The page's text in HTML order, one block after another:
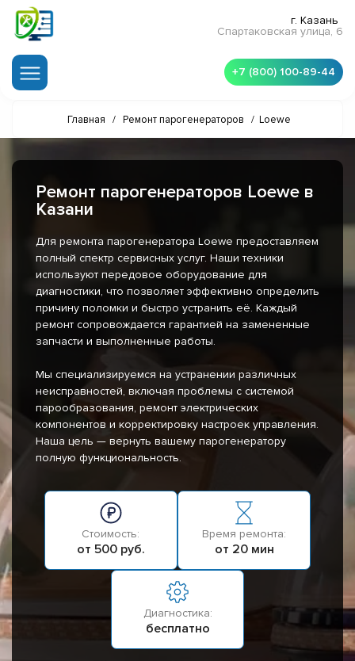
г. Казань
Спартаковская улица, 6
+7 (800) 100-89-44
Главная / Ремонт парогенераторов / Loewe
Ремонт парогенераторов Loewe в
Казани
Для ремонта парогенератора Loewe предоставляем
полный спектр сервисных услуг. Наши техники
используют передовое оборудование для
диагностики, что позволяет эффективно определить
причину поломки и быстро устранить её. Каждый
ремонт сопровождается гарантией на замененные
запчасти и выполненные работы.
Мы специализируемся на устранении различных
неисправностей, включая проблемы с системой
парообразования, ремонт электрических
компонентов и корректировку настроек управления.
Наша цель — вернуть вашему парогенератору
полную функциональность.
Стоимость:
от 500 руб.
Время ремонта:
от 20 мин
Диагностика:
бесплатно